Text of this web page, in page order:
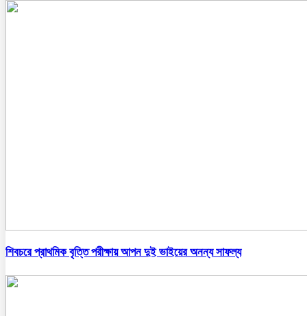
শিবচরে প্রাথমিক বৃত্তি পরীক্ষায় আপন দুই ভাইয়ের অনন্য সাফল্য